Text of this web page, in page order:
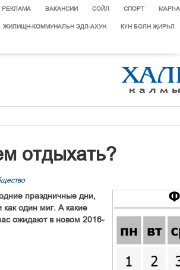
РЕКЛАМА ВАКАНСИИ СОЙЛ СПОРТ
ЖИЛИЩН-КОММУНАЛЬН ЭДЛ-АХУН КҮН БОЛН ҖИРҺЛ
отдыхать?
праздничные дни,
как один миг. А какие
ожидают в новом 2016-